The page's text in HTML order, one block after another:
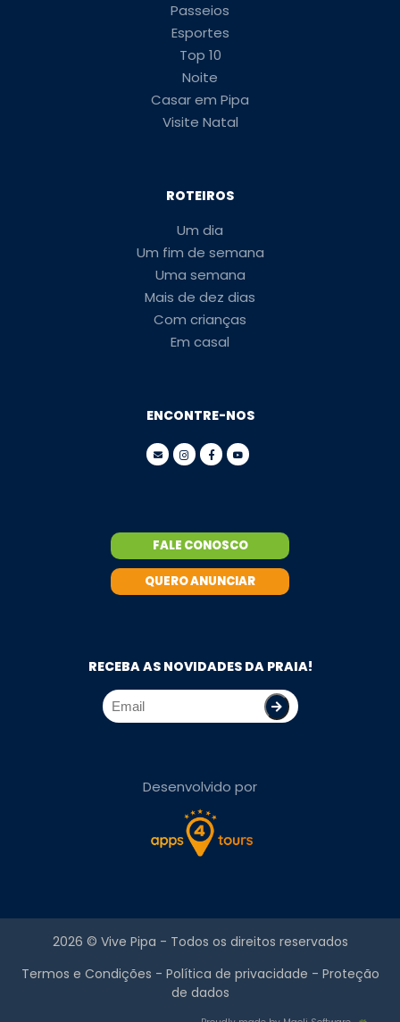
Passeios
Esportes
Top 10
Noite
Casar em Pipa
Visite Natal
ROTEIROS
Um dia
Um fim de semana
Uma semana
Mais de dez dias
Com crianças
Em casal
ENCONTRE-NOS
FALE CONOSCO
QUERO ANUNCIAR
RECEBA AS NOVIDADES DA PRAIA!
Desenvolvido por
2026 © Vive Pipa - Todos os direitos reservados
Termos e Condições - Política de privacidade - Proteção
de dados